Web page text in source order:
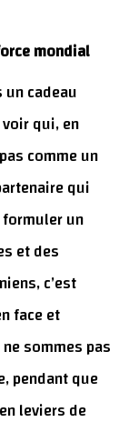
mondial
un cadeau
qui, en
comme un
qui
formuler un
et des
c’est
face et
sommes pas
pendant que
leviers de